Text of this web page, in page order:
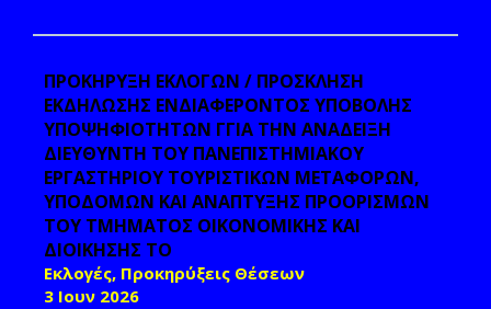
ΠΡΟΚΗΡΥΞΗ ΕΚΛΟΓΩΝ / ΠΡΟΣΚΛΗΣΗ
ΕΚΔΗΛΩΣΗΣ ΕΝΔΙΑΦΕΡΟΝΤΟΣ ΥΠΟΒΟΛΗΣ
ΥΠΟΨΗΦΙΟΤΗΤΩΝ ΓΓΙΑ ΤΗΝ ΑΝΑΔΕΙΞΗ
ΔΙΕΥΘΥΝΤΗ ΤΟΥ ΠΑΝΕΠΙΣΤΗΜΙΑΚΟΥ
ΕΡΓΑΣΤΗΡΙΟΥ ΤΟΥΡΙΣΤΙΚΩΝ ΜΕΤΑΦΟΡΩΝ,
ΥΠΟΔΟΜΩΝ ΚΑΙ ΑΝΑΠΤΥΞΗΣ ΠΡΟΟΡΙΣΜΩΝ
ΤΟΥ ΤΜΗΜΑΤΟΣ ΟΙΚΟΝΟΜΙΚΗΣ ΚΑΙ
ΔΙΟΙΚΗΣΗΣ ΤΟ
Εκλογές, Προκηρύξεις Θέσεων
3 Ιουν 2026